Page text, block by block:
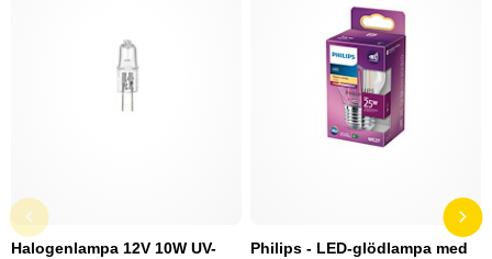
Halogenlampa 12V 10W UV-
Philips - LED-glödlampa med